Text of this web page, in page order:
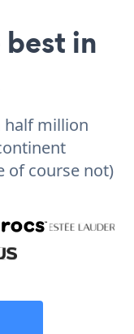
in
half million
of course not)